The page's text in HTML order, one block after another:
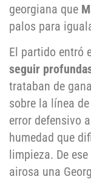
georgiana que
palos para
El partido entró
seguir
trataban de
sobre la línea
error defensivo
humedad que
limpieza. De
airosa una